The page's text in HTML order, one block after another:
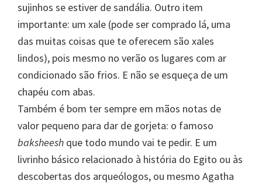
sujinhos se estiver de sandália. Outro item
importante: um xale (pode ser comprado lá, uma
das muitas coisas que te oferecem são xales
lindos), pois mesmo no verão os lugares com ar
condicionado são frios. E não se esqueça de um
chapéu com abas.
Também é bom ter sempre em mãos notas de
valor pequeno para dar de gorjeta: o famoso
baksheesh que todo mundo vai te pedir. E um
livrinho básico relacionado à história do Egito ou às
descobertas dos arqueólogos, ou mesmo Agatha